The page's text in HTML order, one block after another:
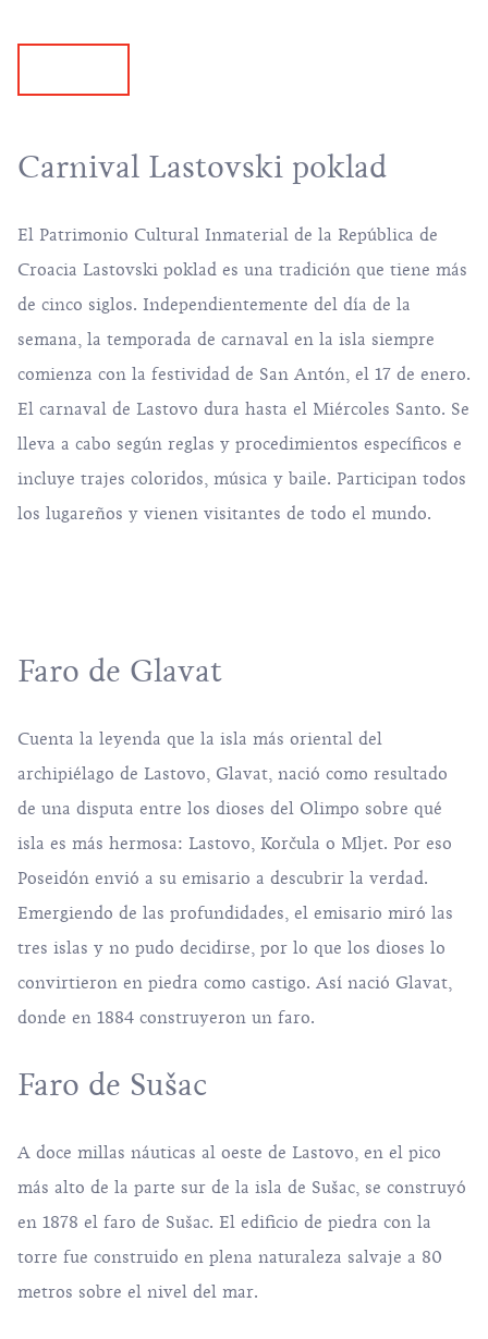
Carnival Lastovski poklad
El Patrimonio Cultural Inmaterial de la República de
Croacia Lastovski poklad es una tradición que tiene más
de cinco siglos. Independientemente del día de la
semana, la temporada de carnaval en la isla siempre
comienza con la festividad de San Antón, el 17 de enero.
El carnaval de Lastovo dura hasta el Miércoles Santo. Se
lleva a cabo según reglas y procedimientos específicos e
incluye trajes coloridos, música y baile. Participan todos
los lugareños y vienen visitantes de todo el mundo.
Faro de Glavat
Cuenta la leyenda que la isla más oriental del
archipiélago de Lastovo, Glavat, nació como resultado
de una disputa entre los dioses del Olimpo sobre qué
isla es más hermosa: Lastovo, Korčula o Mljet. Por eso
Poseidón envió a su emisario a descubrir la verdad.
Emergiendo de las profundidades, el emisario miró las
tres islas y no pudo decidirse, por lo que los dioses lo
convirtieron en piedra como castigo. Así nació Glavat,
donde en 1884 construyeron un faro.
Faro de Sušac
A doce millas náuticas al oeste de Lastovo, en el pico
más alto de la parte sur de la isla de Sušac, se construyó
en 1878 el faro de Sušac. El edificio de piedra con la
torre fue construido en plena naturaleza salvaje a 80
metros sobre el nivel del mar.